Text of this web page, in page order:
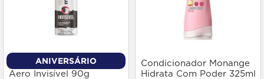
ANIVERSÁRIO
Desodorante Monange
Aero Invisível 90g
Condicionador Monange
Hidrata Com Poder 325ml